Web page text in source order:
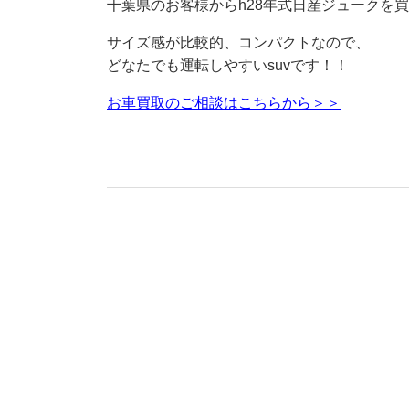
千葉県のお客様からh28年式日産ジュークを買
サイズ感が比較的、コンパクトなので、
どなたでも運転しやすいsuvです！！
お車買取のご相談はこちらから＞＞